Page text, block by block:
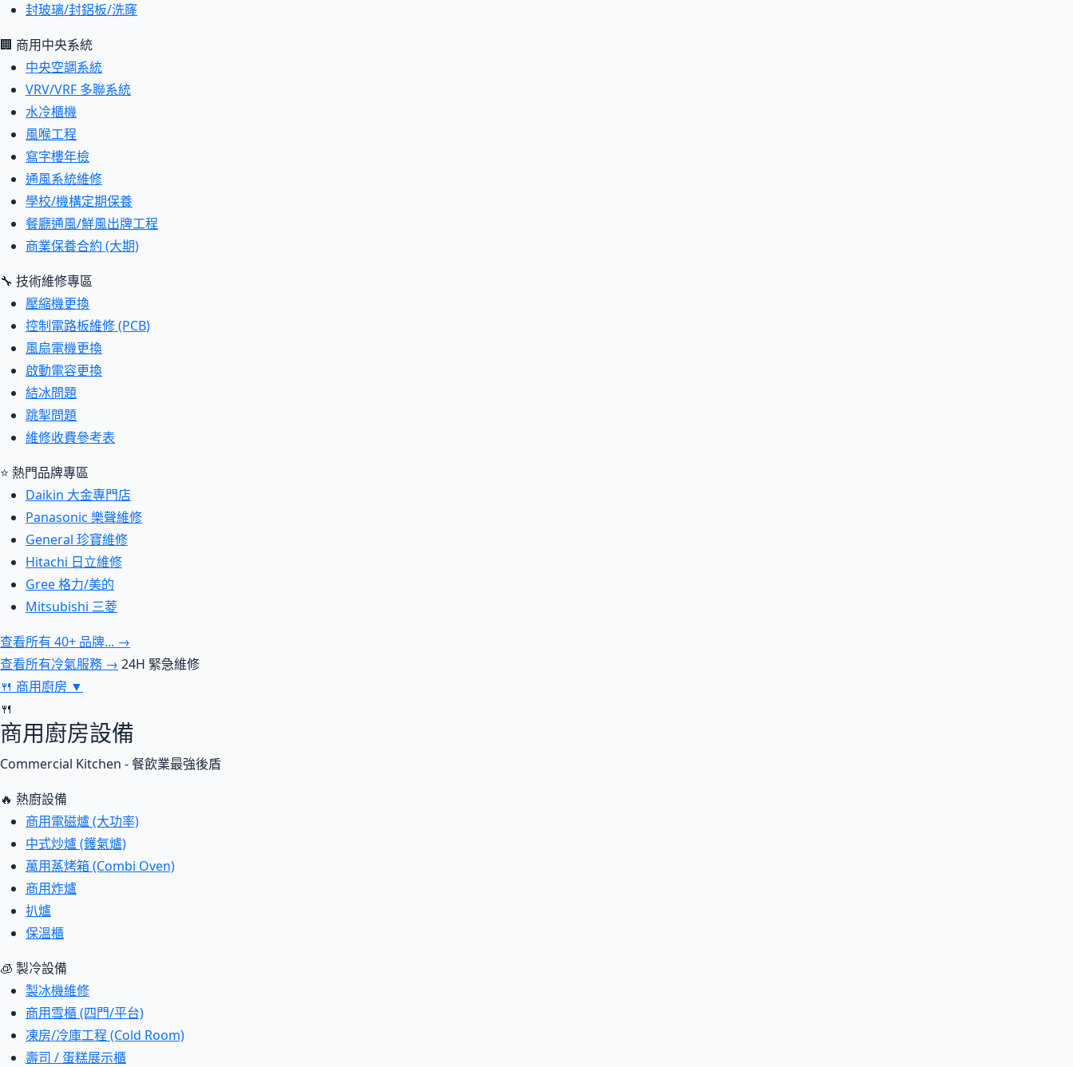
封玻璃/封鋁板/洗窿
🏢 商用中央系統
中央空調系統
VRV/VRF 多聯系統
水冷櫃機
風喉工程
寫字樓年檢
通風系統維修
學校/機構定期保養
餐廳通風/鮮風出牌工程
商業保養合約 (大期)
🔧 技術維修專區
壓縮機更換
控制電路板維修 (PCB)
風扇電機更換
啟動電容更換
結冰問題
跳掣問題
維修收費參考表
⭐ 熱門品牌專區
Daikin 大金專門店
Panasonic 樂聲維修
General 珍寶維修
Hitachi 日立維修
Gree 格力/美的
Mitsubishi 三菱
查看所有 40+ 品牌... →
查看所有冷氣服務 → 24H 緊急維修
🍴 商用廚房 ▼
🍴
商用廚房設備
Commercial Kitchen - 餐飲業最強後盾
🔥 熱廚設備
商用電磁爐 (大功率)
中式炒爐 (鑊氣爐)
萬用蒸烤箱 (Combi Oven)
商用炸爐
扒爐
保溫櫃
🧊 製冷設備
製冰機維修
商用雪櫃 (四門/平台)
凍房/冷庫工程 (Cold Room)
壽司 / 蛋糕展示櫃